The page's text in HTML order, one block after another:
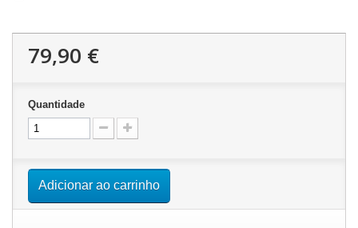
79,90 €
Quantidade
Adicionar ao carrinho